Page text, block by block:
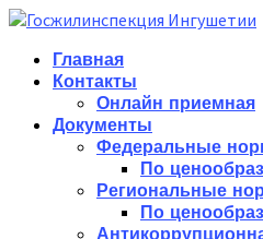
Главная
Контакты
Онлайн приемная
Документы
Федеральные
По
Региональные
По